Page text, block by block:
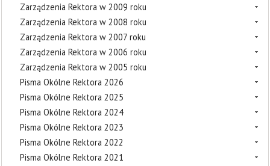
Zarządzenia Rektora w 2009 roku
Zarządzenia Rektora w 2008 roku
Zarządzenia Rektora w 2007 roku
Zarządzenia Rektora w 2006 roku
Zarządzenia Rektora w 2005 roku
Pisma Okólne Rektora 2026
Pisma Okólne Rektora 2025
Pisma Okólne Rektora 2024
Pisma Okólne Rektora 2023
Pisma Okólne Rektora 2022
Pisma Okólne Rektora 2021